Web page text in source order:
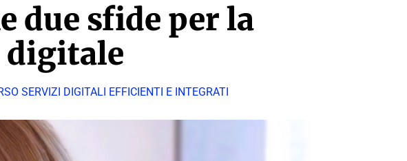
due sfide per la
digitale
SERVIZI DIGITALI EFFICIENTI E INTEGRATI